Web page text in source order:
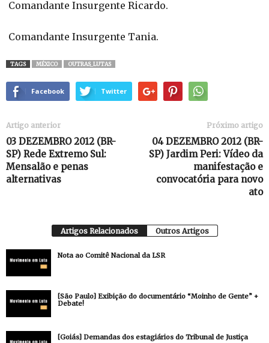
Comandante Insurgente Ricardo.
Comandante Insurgente Tania.
TAGS MÉXICO OUTRAS_LUTAS
Facebook Twitter
Artigo anterior
03 DEZEMBRO 2012 (BR-
SP) Rede Extremo Sul:
Mensalão e penas
alternativas
Próximo artigo
04 DEZEMBRO 2012 (BR-
SP) Jardim Peri: Vídeo da
manifestação e
convocatória para novo
ato
Artigos Relacionados Outros Artigos
Nota ao Comitê Nacional da LSR
[São Paulo] Exibição do documentário “Moinho de Gente” +
Debate!
[Goiás] Demandas dos estagiários do Tribunal de Justiça